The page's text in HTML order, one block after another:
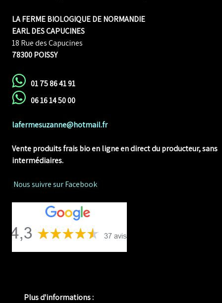
LA FERME BIOLOGIQUE DE NORMANDIE
EARL DES CAPUCINES
18 Rue des Capucines
78300 POISSY
01 75 86 41 91
06 16 14 50 00
lafermesuzanne@hotmail.fr
Vente produits frais bio en ligneen direct du producteur, sans
intermédiaires.
Nous suivre sur Facebook
Plus d'informations :